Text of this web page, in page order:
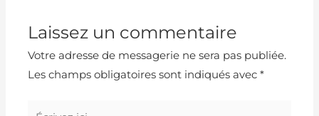
Laissez un commentaire
Votre adresse de messagerie ne sera pas publiée.
Les champs obligatoires sont indiqués avec*